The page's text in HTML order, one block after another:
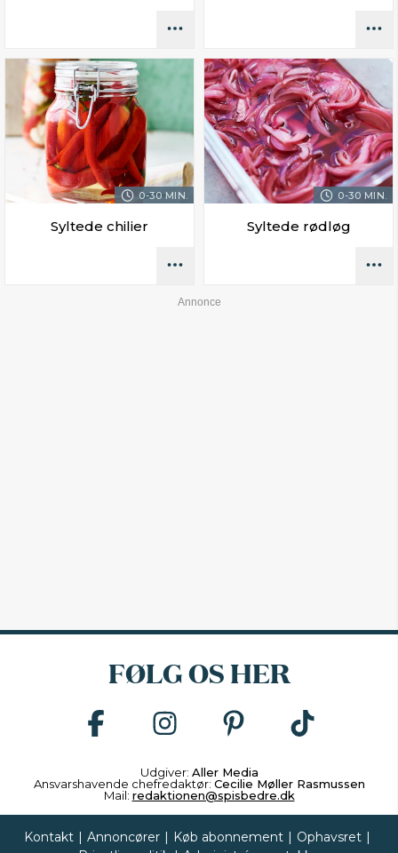
0-30 MIN.
Syltede chilier
0-30 MIN.
Syltede rødløg
FØLG OS HER
Udgiver: Aller Media
Ansvarshavende chefredaktør: Cecilie Møller Rasmussen
Mail: redaktionen@spisbedre.dk
Kontakt | Annoncører | Køb abonnement | Ophavsret |